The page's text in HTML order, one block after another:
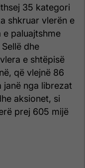
35 kategori
shkruar vlerën e
paluajtshme
dhe
e shtëpisë
që vlejnë 86
janë nga librezat
aksionet, si
prej 605 mijë